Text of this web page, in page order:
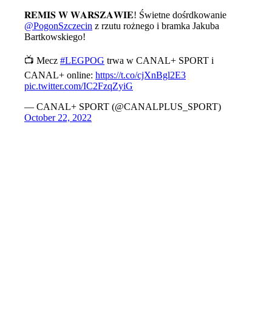
𝐑𝐄𝐌𝐈𝐒 𝐖 𝐖𝐀𝐑𝐒𝐙𝐀𝐖𝐈𝐄! Świetne dośrdkowanie
@PogonSzczecin z rzutu rożnego i bramka Jakuba
Bartkowskiego!
📺 Mecz #LEGPOG trwa w CANAL+ SPORT i
CANAL+ online: https://t.co/cjXnBgl2E3
pic.twitter.com/IC2FzqZyiG
— CANAL+ SPORT (@CANALPLUS_SPORT)
October 22, 2022